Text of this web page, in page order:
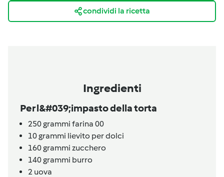
condividi la ricetta
Ingredienti
Per l&#039;impasto della torta
250grammi farina 00
10grammi lievito per dolci
160grammi zucchero
140grammi burro
2 uova